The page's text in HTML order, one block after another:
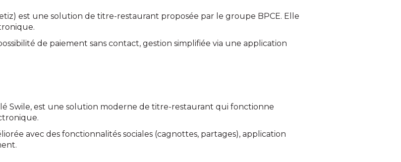
est une solution de titre-restaurant proposée par le groupe BPCE. Elle
de paiement sans contact, gestion simplifiée via une application
Swile, est une solution moderne de titre-restaurant qui fonctionne
avec des fonctionnalités sociales (cagnottes, partages), application